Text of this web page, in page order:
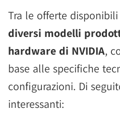
Tra le offerte
diversi modelli
hardware di NVIDIA,
base alle specifiche
configurazioni. Di
interessanti: